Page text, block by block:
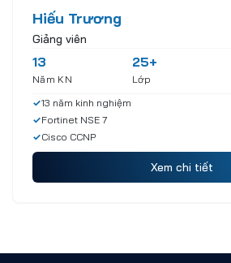
Hiếu Trương
Giảng viên
13
Năm KN
25+
Lớp
✓13 năm kinh nghiệm
✓Fortinet NSE 7
✓Cisco CCNP
Xem chi tiết